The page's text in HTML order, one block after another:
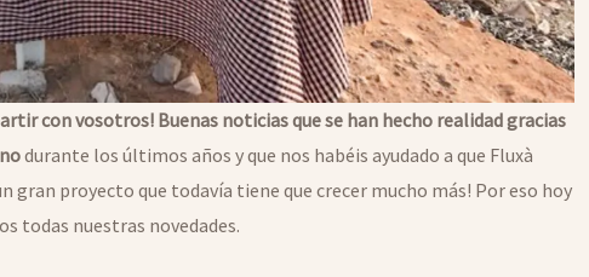
con vosotros! Buenas noticias que se han hecho realidad gracias
durante los últimos años y que nos habéis ayudado a que Fluxà
gran proyecto que todavía tiene que crecer mucho más! Por eso hoy
todas nuestras novedades.